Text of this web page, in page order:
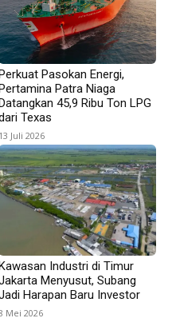
Pasokan Energi,
Patra Niaga
45,9 Ribu Ton LPG
Texas
13 Juli 2026
Industri di Timur
Menyusut, Subang
Harapan Baru Investor
Mei 2026